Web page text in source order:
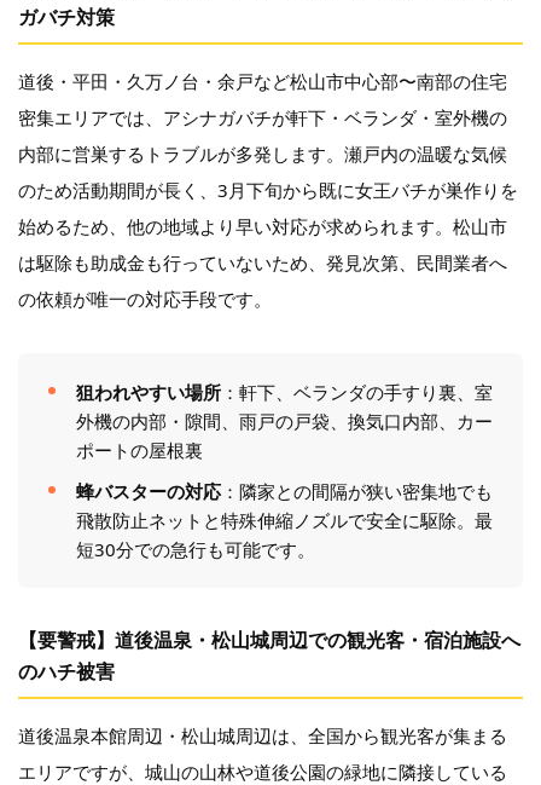
ガバチ対策
道後・平田・久万ノ台・余戸など松山市中心部〜南部の住宅
密集エリアでは、アシナガバチが軒下・ベランダ・室外機の
内部に営巣するトラブルが多発します。瀬戸内の温暖な気候
のため活動期間が長く、3月下旬から既に女王バチが巣作りを
始めるため、他の地域より早い対応が求められます。松山市
は駆除も助成金も行っていないため、発見次第、民間業者へ
の依頼が唯一の対応手段です。
狙われやすい場所：軒下、ベランダの手すり裏、室
外機の内部・隙間、雨戸の戸袋、換気口内部、カー
ポートの屋根裏
蜂バスターの対応：隣家との間隔が狭い密集地でも
飛散防止ネットと特殊伸縮ノズルで安全に駆除。最
短30分での急行も可能です。
【要警戒】道後温泉・松山城周辺での観光客・宿泊施設へ
のハチ被害
道後温泉本館周辺・松山城周辺は、全国から観光客が集まる
エリアですが、城山の山林や道後公園の緑地に隣接している